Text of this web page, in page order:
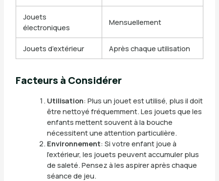
Jouets
électroniques
Mensuellement
Jouets d’extérieur Après chaque utilisation
Facteurs à Considérer
Utilisation: Plus un jouet est utilisé, plus il doit
être nettoyé fréquemment. Les jouets que les
enfants mettent souvent à la bouche
nécessitent une attention particulière.
Environnement: Si votre enfant joue à
l’extérieur, les jouets peuvent accumuler plus
de saleté. Pensez à les aspirer après chaque
séance de jeu.